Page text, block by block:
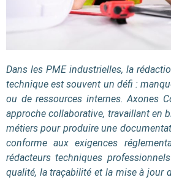
Dans les PME industrielles, la
technique est souvent un défi :
ou de ressources internes. Axones
approche collaborative, travaillant en
métiers pour produire une
conforme aux exigences
rédacteurs techniques
qualité, la traçabilité et la mise à jour